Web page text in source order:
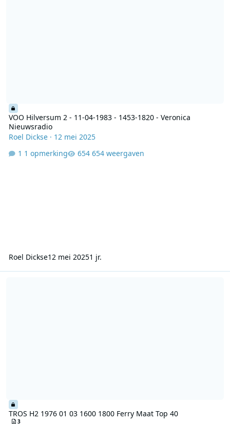
VOO Hilversum 2 - 11-04-1983 - 1453-1820 - Veronica
Nieuwsradio
Roel Dickse· 12 mei 2025
1 opmerking
654 weergaven
Roel Dickse12 mei 20251 jr.
TROS H2 1976 01 03 1600 1800 Ferry Maat Top 40
3